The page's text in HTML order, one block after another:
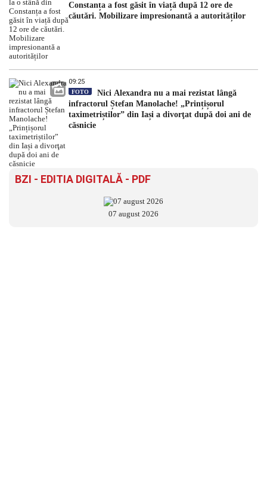
Constanța a fost găsit în viață după 12 ore de
căutări. Mobilizare impresionantă a autorităților
09:25
FOTO
Nici Alexandra nu a mai rezistat lângă
infractorul Ștefan Manolache! „Prințișorul
taximetriștilor” din Iași a divorţat după doi ani de
căsnicie
BZI - EDITIA DIGITALĂ - PDF
07 august 2026